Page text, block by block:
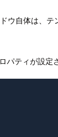
ウ自体は、
パティが設定